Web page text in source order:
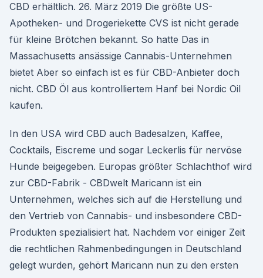
CBD erhältlich. 26. März 2019 Die größte US-
Apotheken- und Drogeriekette CVS ist nicht gerade
für kleine Brötchen bekannt. So hatte Das in
Massachusetts ansässige Cannabis-Unternehmen
bietet Aber so einfach ist es für CBD-Anbieter doch
nicht. CBD Öl aus kontrolliertem Hanf bei Nordic Oil
kaufen.
In den USA wird CBD auch Badesalzen, Kaffee,
Cocktails, Eiscreme und sogar Leckerlis für nervöse
Hunde beigegeben. Europas größter Schlachthof wird
zur CBD-Fabrik - CBDwelt Maricann ist ein
Unternehmen, welches sich auf die Herstellung und
den Vertrieb von Cannabis- und insbesondere CBD-
Produkten spezialisiert hat. Nachdem vor einiger Zeit
die rechtlichen Rahmenbedingungen in Deutschland
gelegt wurden, gehört Maricann nun zu den ersten